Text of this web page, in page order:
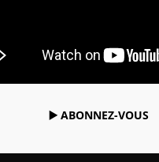
▶️ ABONNEZ-VOUS